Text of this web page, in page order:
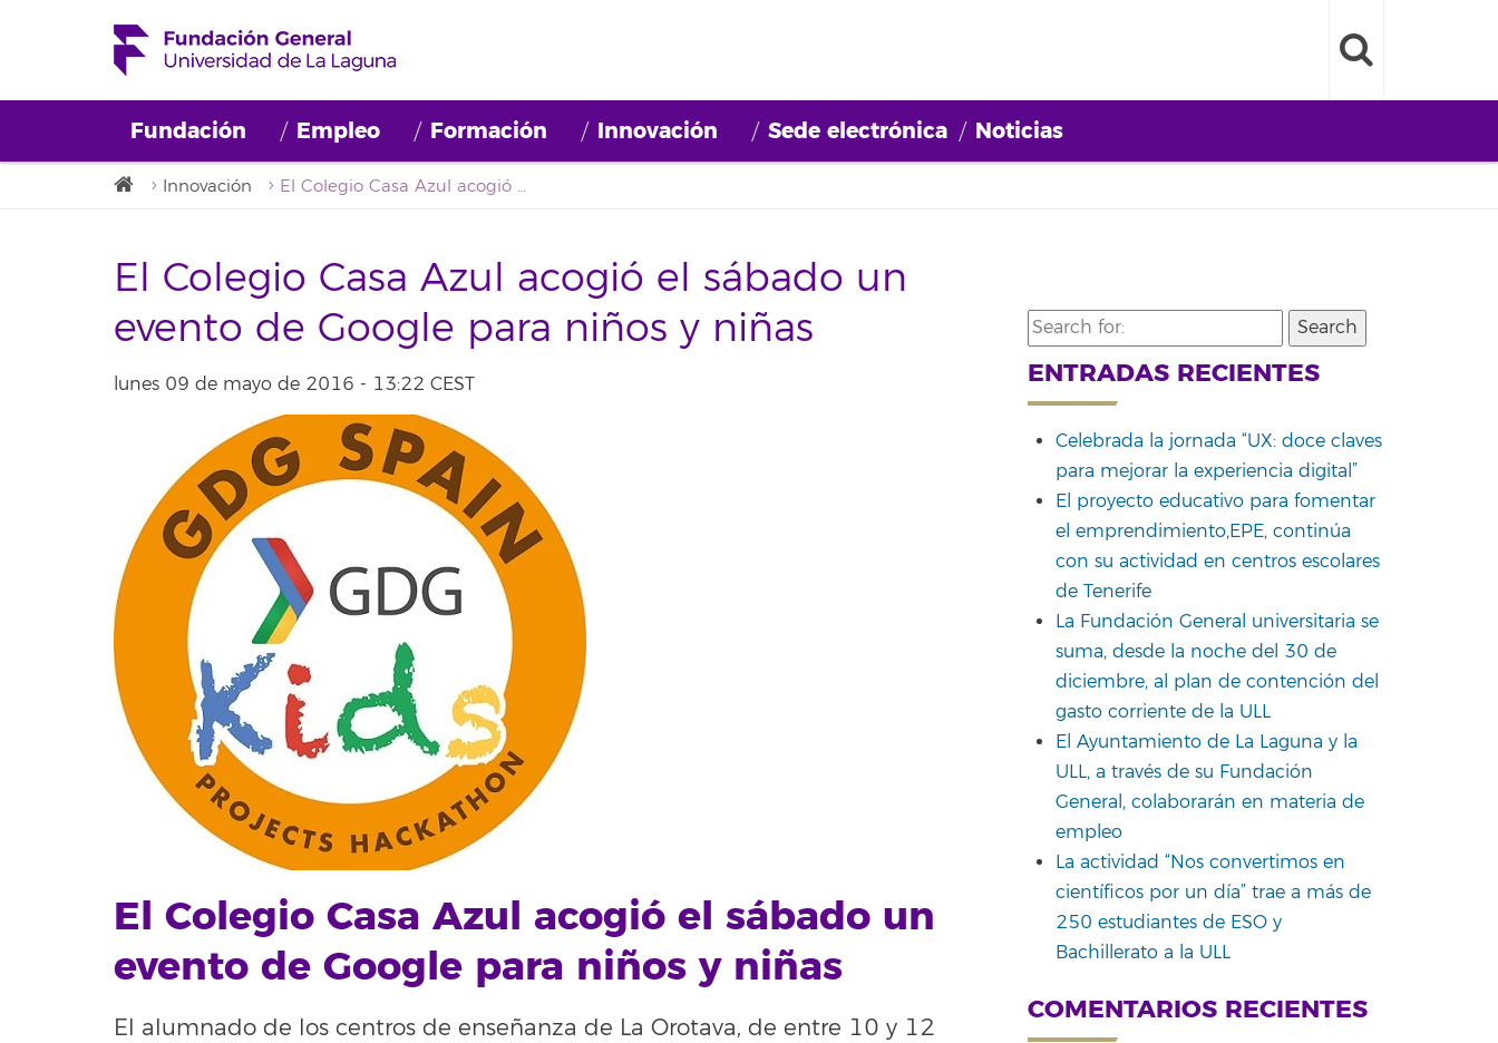
Fundación Empleo Formación Innovación Sede electrónica Noticias
Innovación El Colegio Casa Azul acogió el sábado un evento de Google para niños y niñas
El Colegio Casa Azul acogió el sábado un
evento de Google para niños y niñas
lunes 09 de mayo de 2016 - 13:22 CEST
El Colegio Casa Azul acogió el sábado un
evento de Google para niños y niñas
El alumnado de los centros de enseñanza de La Orotava, de entre 10 y 12
Search
for:
ENTRADAS RECIENTES
Celebrada la jornada “UX: doce claves
para mejorar la experiencia digital”
El proyecto educativo para fomentar
el emprendimiento,EPE, continúa
con su actividad en centros escolares
de Tenerife
La Fundación General universitaria se
suma, desde la noche del 30 de
diciembre, al plan de contención del
gasto corriente de la ULL
El Ayuntamiento de La Laguna y la
ULL, a través de su Fundación
General, colaborarán en materia de
empleo
La actividad “Nos convertimos en
científicos por un día” trae a más de
250 estudiantes de ESO y
Bachillerato a la ULL
COMENTARIOS RECIENTES